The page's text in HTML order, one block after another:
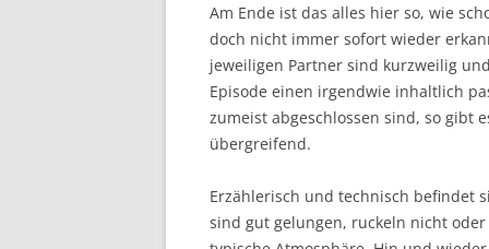
Am Ende ist das alles hier so, wie
doch nicht immer sofort wieder
jeweiligen Partner sind kurzweilig
Episode einen irgendwie inhaltlich
zumeist abgeschlossen sind, so gibt
übergreifend.
Erzählerisch und technisch befindet
sind gut gelungen, ruckeln nicht